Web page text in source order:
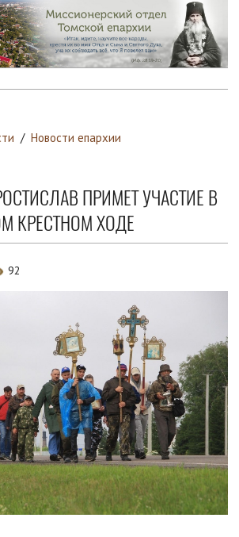
/ Новости епархии
ПРИМЕТ УЧАСТИЕ В
КРЕСТНОМ ХОДЕ
92